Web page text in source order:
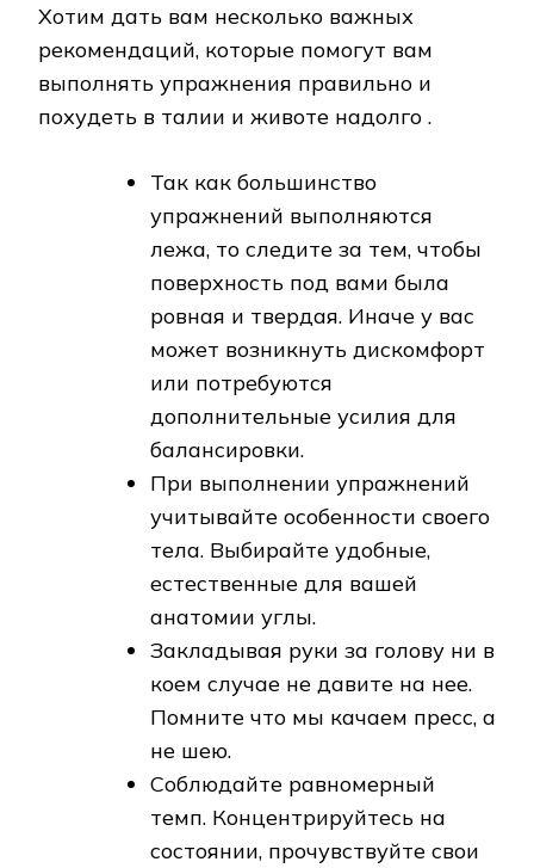
Хотим дать вам несколько важных
рекомендаций, которые помогут вам
выполнять упражнения правильно и
похудеть в талии и животе надолго .
Так как большинство
упражнений выполняются
лежа, то следите за тем, чтобы
поверхность под вами была
ровная и твердая. Иначе у вас
может возникнуть дискомфорт
или потребуются
дополнительные усилия для
балансировки.
При выполнении упражнений
учитывайте особенности своего
тела. Выбирайте удобные,
естественные для вашей
анатомии углы.
Закладывая руки за голову ни в
коем случае не давите на нее.
Помните что мы качаем пресс, а
не шею.
Соблюдайте равномерный
темп. Концентрируйтесь на
состоянии, прочувствуйте свои